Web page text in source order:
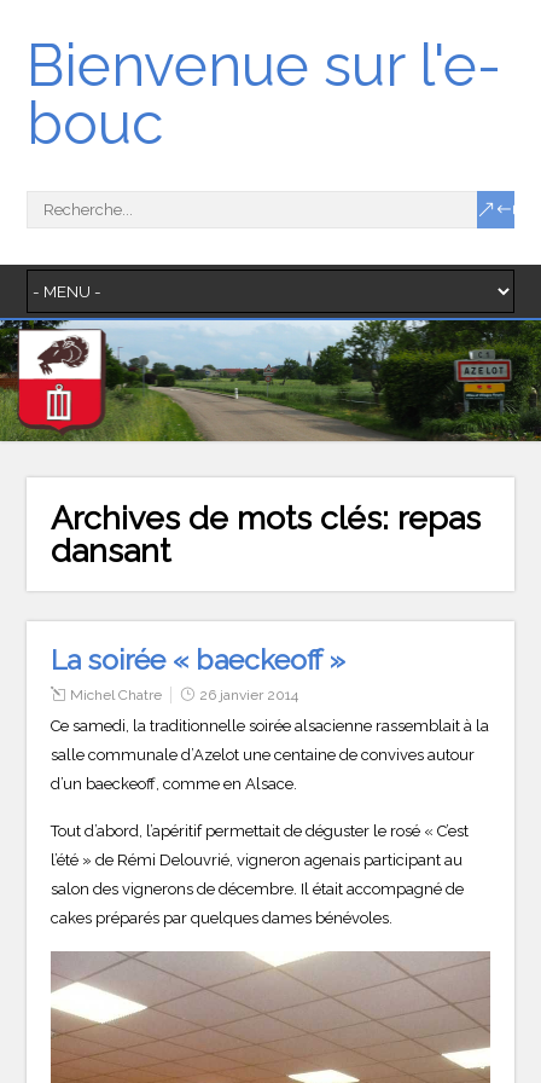
Bienvenue sur l'e-
bouc
Archives de mots clés: repas
dansant
La soirée « baeckeoff »
Michel Chatre 26 janvier 2014
Ce samedi, la traditionnelle soirée alsacienne rassemblait à la
salle communale d’Azelot une centaine de convives autour
d’un baeckeoff, comme en Alsace.
Tout d’abord, l’apéritif permettait de déguster le rosé « C’est
l’été » de Rémi Delouvrié, vigneron agenais participant au
salon des vignerons de décembre. Il était accompagné de
cakes préparés par quelques dames bénévoles.